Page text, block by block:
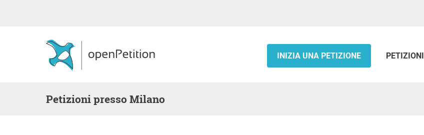
INIZIA UNA PETIZIONE PETIZIONI
Petizioni presso Milano